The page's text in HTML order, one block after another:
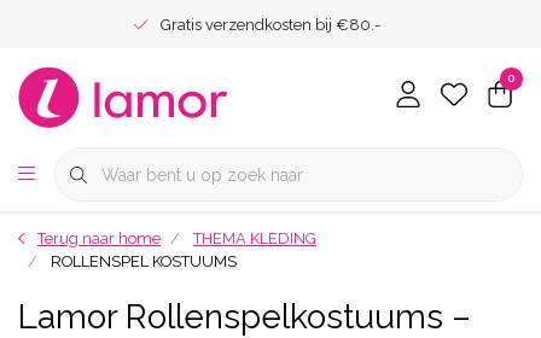
Gratis verzendkosten bij €80.-
0
Terug naar home
THEMA KLEDING
ROLLENSPEL KOSTUUMS
Lamor Rollenspelkostuums –